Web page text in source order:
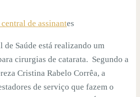
de assinantes
Saúde está realizando um
cirurgias de catarata. Segundo a
Cristina Rabelo Corrêa, a
de serviço que fazem o